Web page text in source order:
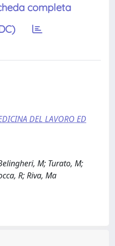
completa
DEL LAVORO ED
M; Turato, M;
R; Riva, Ma